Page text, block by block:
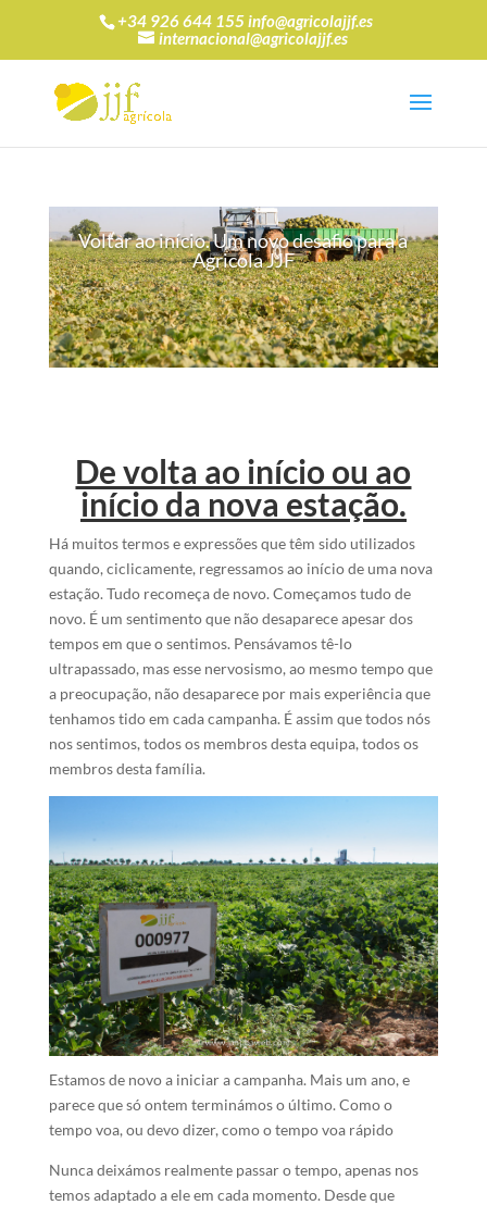
+34 926 644 155 info@agricolajjf.es
internacional@agricolajjf.es
Voltar ao início. Um novo desafio para a
Agricola JJF
De volta ao início ou ao
início da nova estação.
Há muitos termos e expressões que têm sido utilizados
quando, ciclicamente, regressamos ao início de uma nova
estação. Tudo recomeça de novo. Começamos tudo de
novo. É um sentimento que não desaparece apesar dos
tempos em que o sentimos. Pensávamos tê-lo
ultrapassado, mas esse nervosismo, ao mesmo tempo que
a preocupação, não desaparece por mais experiência que
tenhamos tido em cada campanha. É assim que todos nós
nos sentimos, todos os membros desta equipa, todos os
membros desta família.
Estamos de novo a iniciar a campanha. Mais um ano, e
parece que só ontem terminámos o último. Como o
tempo voa, ou devo dizer, como o tempo voa rápido
Nunca deixámos realmente passar o tempo, apenas nos
temos adaptado a ele em cada momento. Desde que